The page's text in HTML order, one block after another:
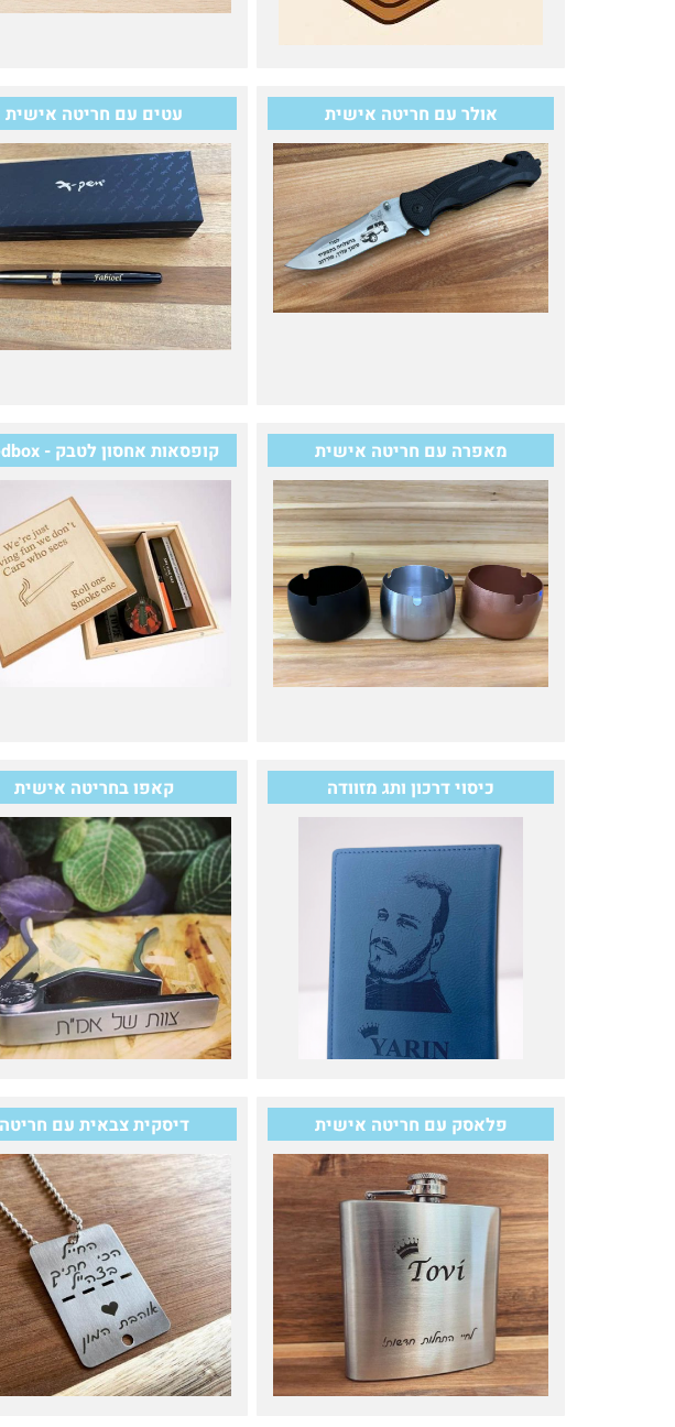
אולר עם חריטה אישית עטים עם חריטה אישית
מאפרה עם חריטה אישית קופסאות אחסון לטבק - weedbox
כיסוי דרכון ותג מזוודה קאפו בחריטה אישית
פלאסק עם חריטה אישית דיסקית צבאית עם חריטה